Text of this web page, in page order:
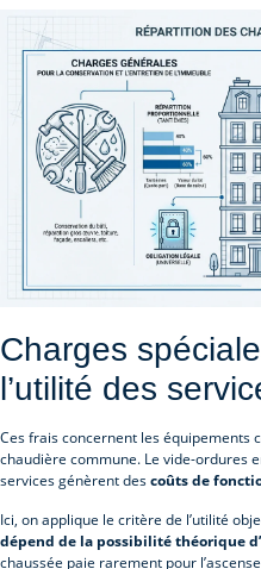
Charges
l’utilité des
Ces frais concernent les équipements
chaudière commune. Le vide-ordures
services génèrent descoûts de
Ici, on applique le critère de l’utilité
dépend de la possibilité théorique
chaussée paie rarement pour